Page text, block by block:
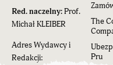
Red. naczelny:Prof.
Michał KLEIBER
Adres Wydawcy i
Redakcji:
The
Pru